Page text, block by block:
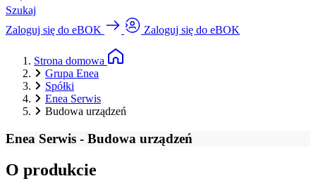
Szukaj
Zaloguj się do eBOK
Zaloguj się do eBOK
Strona domowa
Grupa Enea
Spółki
Enea Serwis
Budowa urządzeń
Enea Serwis - Budowa urządzeń
O produkcie